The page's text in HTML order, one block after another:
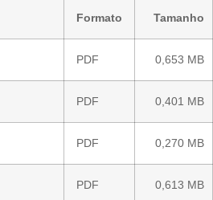
Formato Tamanho
PDF 0,653 MB
PDF 0,401 MB
PDF 0,270 MB
PDF 0,613 MB